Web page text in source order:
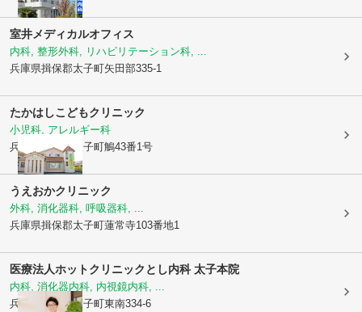
室井メディカルオフィス
内科, 整形外科, リハビリテーション科, ...
兵庫県揖保郡太子町矢田部335-1
たかはしこどもクリニック
小児科, アレルギー科
兵庫県揖保郡太子町鵤43番1号
うえおかクリニック
外科, 消化器科, 呼吸器科, ...
兵庫県揖保郡太子町蓮常寺103番地1
医療法人ホットクリニック とし内科 太子本院
内科, 消化器内科, 内視鏡内科, ...
兵庫県揖保郡太子町東南334-6